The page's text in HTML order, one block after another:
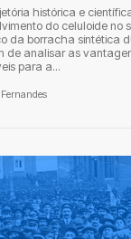
histórica e
do celuloide no
da borracha sintética
de analisar as
para a...